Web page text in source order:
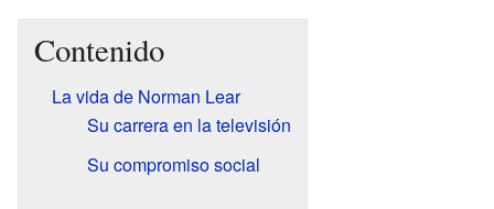
Contenido
La vida de Norman Lear
Su carrera en la televisión
Su compromiso social